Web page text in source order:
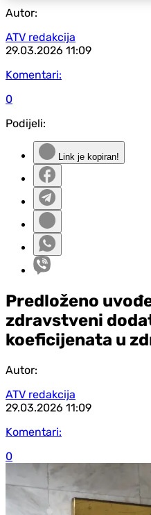
Autor:
ATV redakcija
29.03.2026 11:09
Komentari:
0
Podijeli:
Link je kopiran!
Predloženo
zdravstveni
koeficijenata u
Autor:
ATV redakcija
29.03.2026 11:09
Komentari:
0